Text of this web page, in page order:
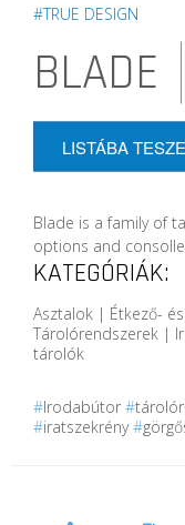
#TRUE DESIGN
BLADE
LISTÁBA
Blade is a family of
options and
KATEGÓRIÁK:
Asztalok | Étkező-
Tárolórendszerek |
tárolók
#Irodabútor #
#iratszekrény#